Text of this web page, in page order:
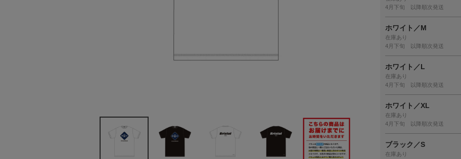
4月下旬 以降順次発送
ホワイト／M
在庫あり
4月下旬 以降順次発送
ホワイト／L
在庫あり
4月下旬 以降順次発送
ホワイト／XL
在庫あり
4月下旬 以降順次発送
ブラック／S
在庫あり